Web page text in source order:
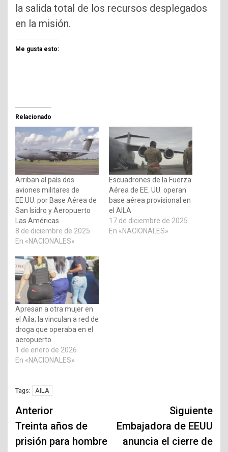
la salida total de los recursos desplegados
en la misión.
Me gusta esto:
Relacionado
Arriban al país dos
aviones militares de
EE.UU. por Base Aérea de
San Isidro y Aeropuerto
Las Américas
8 de diciembre de 2025
En «NACIONALES»
Escuadrones de la Fuerza
Aérea de EE. UU. operan
base aérea provisional en
el AILA
17 de diciembre de 2025
En «NACIONALES»
Apresan a otra mujer en
el Aila; la vinculan a red de
droga que operaba en el
aeropuerto
1 de enero de 2026
En «NACIONALES»
Tags: AILA
Navegación
de
entradas
Anterior
Treinta años de
prisión para hombre
Siguiente
Embajadora de EEUU
anuncia el cierre de